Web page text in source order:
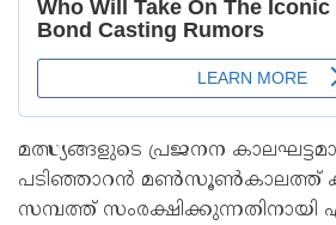
മത്സ്യങ്ങളുടെ പ്രജനന
പടിഞ്ഞാറൻ മൺസൂൺകാലത്ത്
സമ്പത്ത് സംരക്ഷിക്കുന്നതിനായി